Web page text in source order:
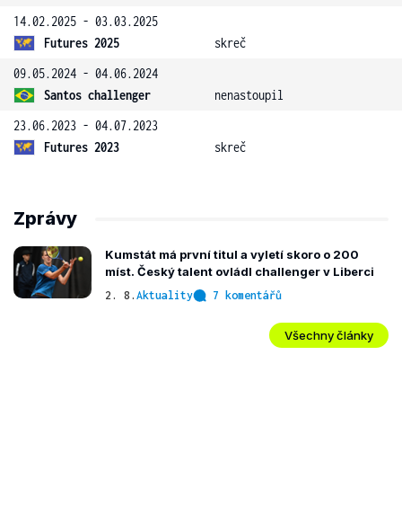
14.02.2025 - 03.03.2025
Futures 2025
skreč
09.05.2024 - 04.06.2024
Santos challenger
nenastoupil
23.06.2023 - 04.07.2023
Futures 2023
skreč
Zprávy
Kumstát má první titul a vyletí skoro o 200
míst. Český talent ovládl challenger v Liberci
2. 8. Aktuality 7 komentářů
Všechny články